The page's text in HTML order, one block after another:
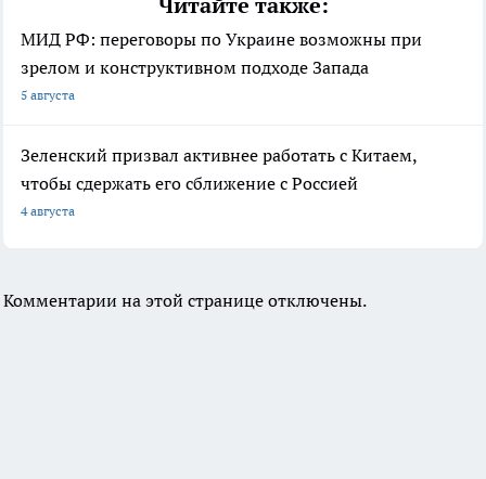
МИД РФ: переговоры по Украине возможны при
зрелом и конструктивном подходе Запада
5 августа
Зеленский призвал активнее работать с Китаем,
чтобы сдержать его сближение с Россией
4 августа
Комментарии на этой странице отключены.